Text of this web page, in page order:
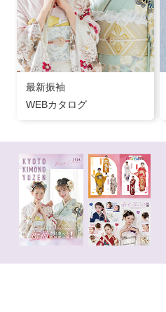
最新振袖
WEBカタログ